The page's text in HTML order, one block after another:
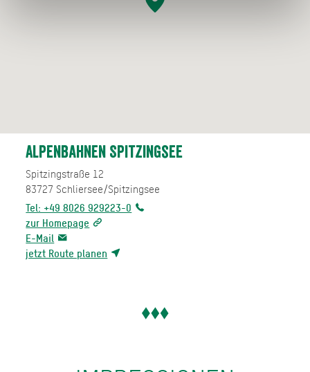
Alpenbahnen Spitzingsee
Spitzingstraße 12
83727 Schliersee/Spitzingsee
Tel: +49 8026 929223-0
zur Homepage
E-Mail
jetzt Route planen